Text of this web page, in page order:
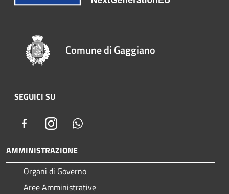
Comune di Gaggiano
SEGUICI SU
FacebookInstagram
AMMINISTRAZIONE
Organi di Governo
Aree Amministrative